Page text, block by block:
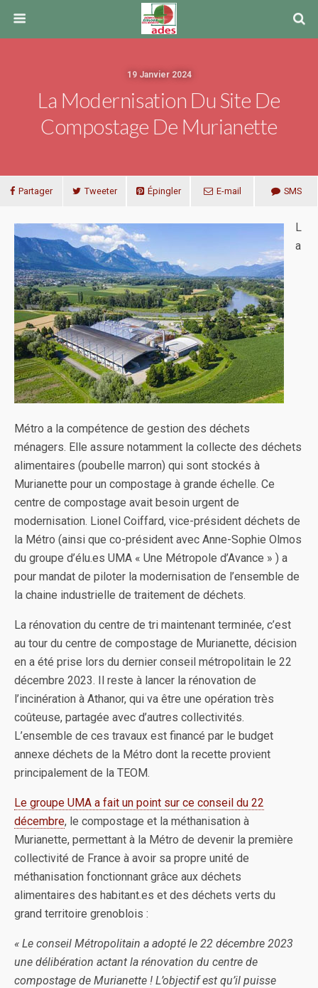
19 Janvier 2024
La Modernisation Du Site De
Compostage De Murianette
Partager Tweeter Épingler E-mail SMS
L
a
Métro a la compétence de gestion des déchets
ménagers. Elle assure notamment la collecte des déchets
alimentaires (poubelle marron) qui sont stockés à
Murianette pour un compostage à grande échelle. Ce
centre de compostage avait besoin urgent de
modernisation. Lionel Coiffard, vice-président déchets de
la Métro (ainsi que co-président avec Anne-Sophie Olmos
du groupe d’élu.es UMA « Une Métropole d’Avance » ) a
pour mandat de piloter la modernisation de l’ensemble de
la chaine industrielle de traitement de déchets.
La rénovation du centre de tri maintenant terminée, c’est
au tour du centre de compostage de Murianette, décision
en a été prise lors du dernier conseil métropolitain le 22
décembre 2023. Il reste à lancer la rénovation de
l’incinération à Athanor, qui va être une opération très
coûteuse, partagée avec d’autres collectivités.
L’ensemble de ces travaux est financé par le budget
annexe déchets de la Métro dont la recette provient
principalement de la TEOM.
Le groupe UMA a fait un point sur ce conseil du 22
décembre, le compostage et la méthanisation à
Murianette, permettant à la Métro de devenir la première
collectivité de France à avoir sa propre unité de
méthanisation fonctionnant grâce aux déchets
alimentaires des habitant.es et des déchets verts du
grand territoire grenoblois :
« Le conseil Métropolitain a adopté le 22 décembre 2023
une délibération actant la rénovation du centre de
compostage de Murianette ! L’objectif est qu’il puisse